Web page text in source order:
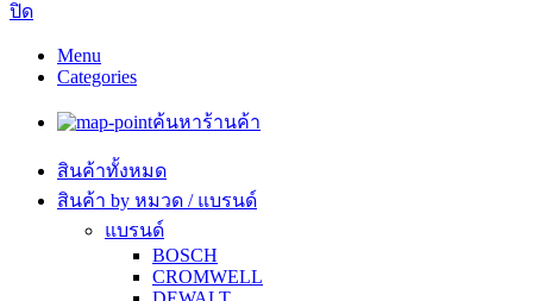
ปิด
Menu
Categories
ค้นหาร้านค้า
สินค้าทั้งหมด
สินค้า by หมวด / แบรนด์
แบรนด์
BOSCH
CROMWELL